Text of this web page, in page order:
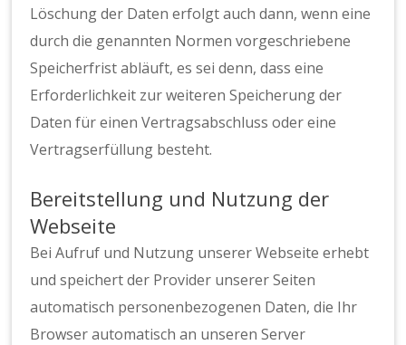
Löschung der Daten erfolgt auch dann, wenn eine
durch die genannten Normen vorgeschriebene
Speicherfrist abläuft, es sei denn, dass eine
Erforderlichkeit zur weiteren Speicherung der
Daten für einen Vertragsabschluss oder eine
Vertragserfüllung besteht.
Bereitstellung und Nutzung der
Webseite
Bei Aufruf und Nutzung unserer Webseite erhebt
und speichert der Provider unserer Seiten
automatisch personenbezogenen Daten, die Ihr
Browser automatisch an unseren Server